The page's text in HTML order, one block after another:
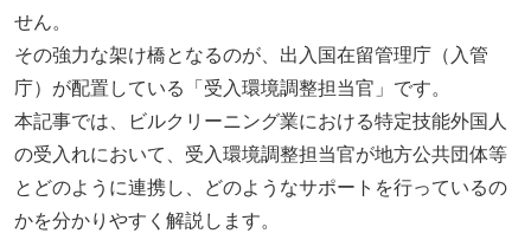
せん。
その強力な架け橋となるのが、出入国在留管理庁（入管
庁）が配置している「受入環境調整担当官」です。
本記事では、ビルクリーニング業における特定技能外国人
の受入れにおいて、受入環境調整担当官が地方公共団体等
とどのように連携し、どのようなサポートを行っているの
かを分かりやすく解説します。